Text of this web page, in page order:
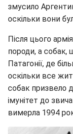
змусило
оскільки вони
Після цього
породи, а собак,
Патагонії, де
оскільки все
собак призвело
імунітет до
вимерла 1994